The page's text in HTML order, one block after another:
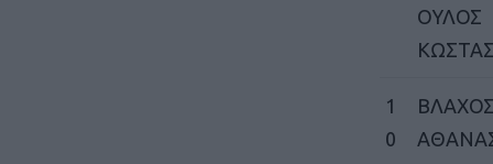
ΟΥΛΟΣ
ΚΩΣΤΑΣ
1
0
ΒΛΑΧΟΣ